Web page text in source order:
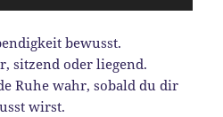
bewusst.
sitzend oder liegend.
Ruhe wahr, sobald du dir
wirst.